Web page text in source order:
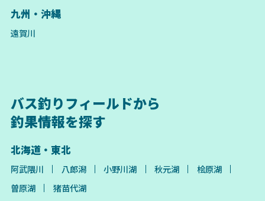
九州・沖縄
遠賀川
バス釣りフィールドから
釣果情報を探す
北海道・東北
阿武隈川 八郎潟 小野川湖 秋元湖
桧原湖
曽原湖
猪苗代湖